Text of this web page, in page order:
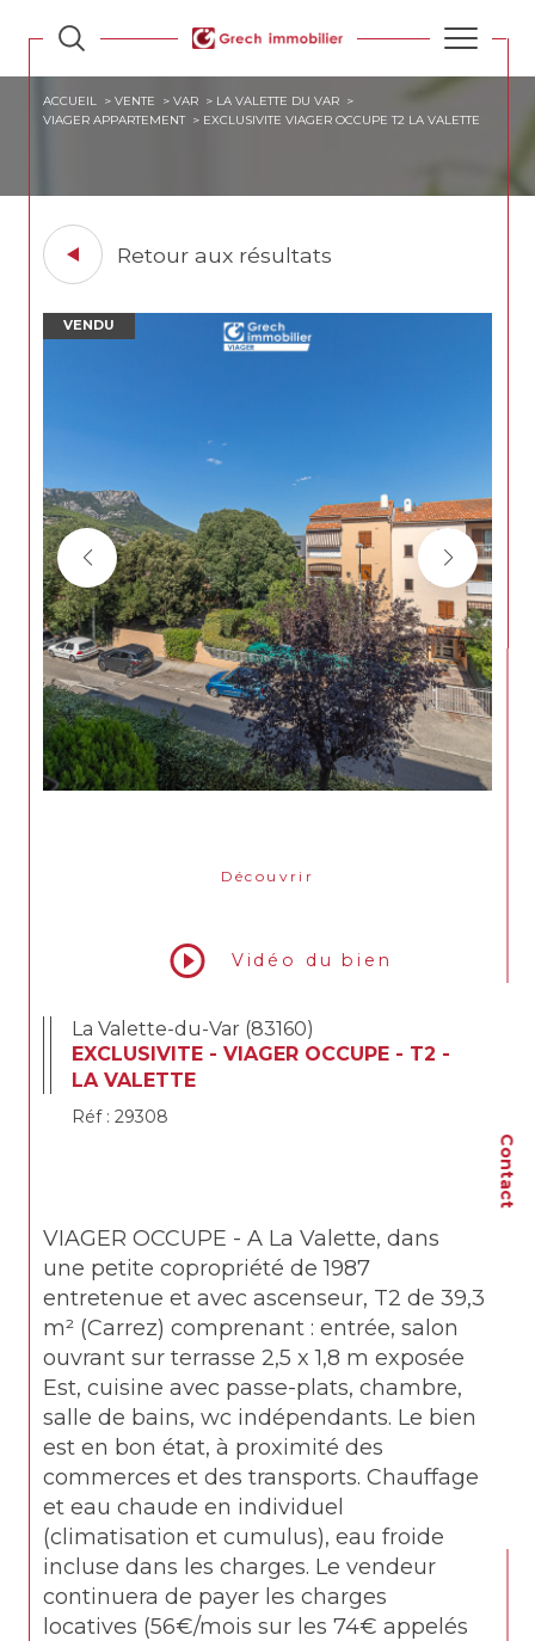
Contact
ACCUEIL VENTE VAR
LA VALETTE DU VAR
VIAGER APPARTEMENT
EXCLUSIVITE VIAGER OCCUPE T2 LA VALETTE
Retour aux résultats
VENDU
Découvrir
Vidéo du bien
La Valette-du-Var (83160)
EXCLUSIVITE - VIAGER OCCUPE - T2 -
LA VALETTE
Réf : 29308
VIAGER OCCUPE - A La Valette, dans
une petite copropriété de 1987
entretenue et avec ascenseur, T2 de 39,3
m² (Carrez) comprenant : entrée, salon
ouvrant sur terrasse 2,5 x 1,8 m exposée
Est, cuisine avec passe-plats, chambre,
salle de bains, wc indépendants. Le bien
est en bon état, à proximité des
commerces et des transports. Chauffage
et eau chaude en individuel
(climatisation et cumulus), eau froide
incluse dans les charges. Le vendeur
continuera de payer les charges
locatives (56€/mois sur les 74€ appelés